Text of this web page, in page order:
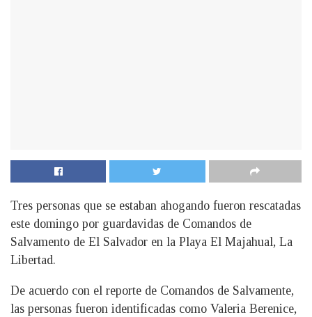
Tres personas que se estaban ahogando fueron rescatadas
este domingo por guardavidas de Comandos de
Salvamento de El Salvador en la Playa El Majahual, La
Libertad.
De acuerdo con el reporte de Comandos de Salvamente,
las personas fueron identificadas como Valeria Berenice,